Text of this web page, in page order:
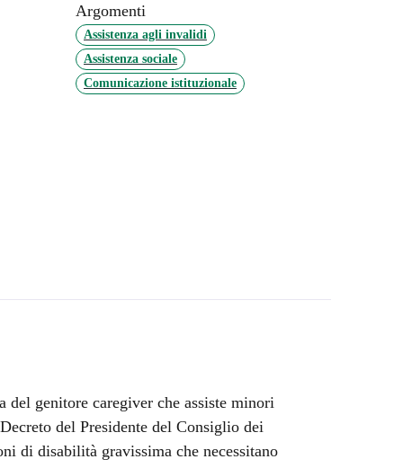
Argomenti
Assistenza agli invalidi
Assistenza sociale
Comunicazione istituzionale
genitore caregiver che assiste minori
del Presidente del Consiglio dei
di disabilità gravissima che necessitano